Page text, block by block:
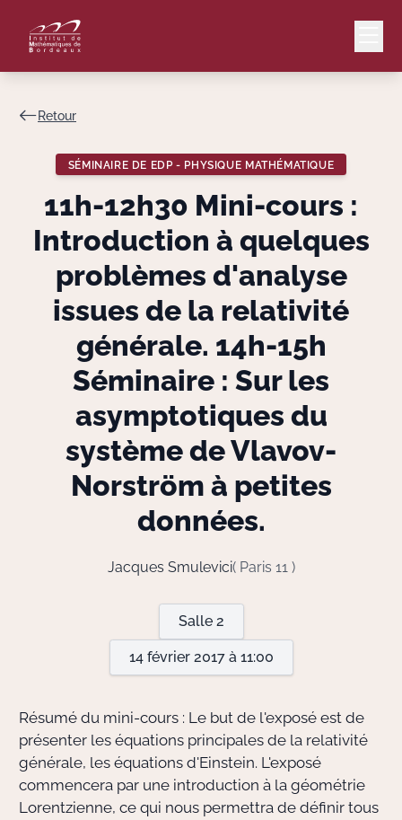
Lang
Le Laboratoire
Recherche
Valorisation
Actions
Bibliothèque
Retour
SÉMINAIRE DE EDP - PHYSIQUE MATHÉMATIQUE
11h-12h30 Mini-cours :
Introduction à quelques
problèmes d'analyse
issues de la relativité
générale. 14h-15h
Séminaire : Sur les
asymptotiques du
système de Vlavov-
Norström à petites
données.
Jacques Smulevici( Paris 11 )
Salle 2
14 février 2017 à 11:00
Résumé du mini-cours : Le but de l'exposé est de
présenter les équations principales de la relativité
générale, les équations d'Einstein. L'exposé
commencera par une introduction à la géométrie
Lorentzienne, ce qui nous permettra de définir tous